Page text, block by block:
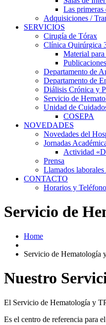
Las primeras
Adquisiciones /
SERVICIOS
Cirugía de Tórax
Clínica Quirúrgica
Material para
Publicaciones
Departamento de
Departamento de
Diálisis Crónica y
Servicio de
Unidad de
COSEPA
NOVEDADES
Novedades del
Jornadas
Actividad
Prensa
Llamados laborales
CONTACTO
Horarios y
Servicio de
Home
Servicio de Hematología
Nuestro
El Servicio de Hematología y
Es el centro de referencia para